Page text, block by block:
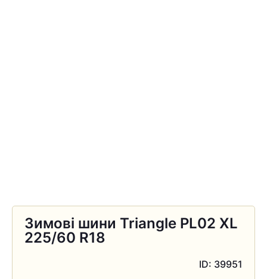
Зимові шини Triangle PL02 XL
225/60 R18
ID: 39951